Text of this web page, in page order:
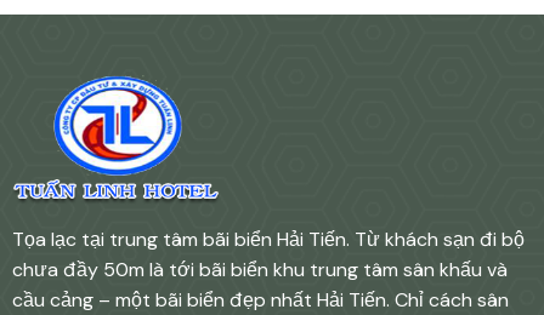
Tọa lạc tại trung tâm bãi biển Hải Tiến. Từ khách sạn đi bộ
chưa đầy 50m là tới bãi biển khu trung tâm sân khấu và
cầu cảng – một bãi biển đẹp nhất Hải Tiến. Chỉ cách sân